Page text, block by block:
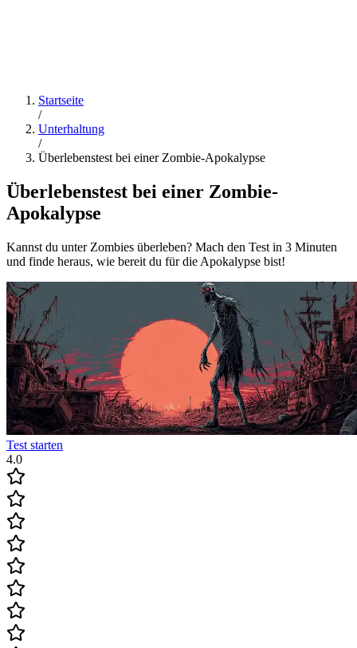
Startseite
/
Unterhaltung
/
Überlebenstest bei einer Zombie-Apokalypse
Überlebenstest bei einer Zombie-
Apokalypse
Kannst du unter Zombies überleben? Mach den Test in 3 Minuten
und finde heraus, wie bereit du für die Apokalypse bist!
Test starten
4.0